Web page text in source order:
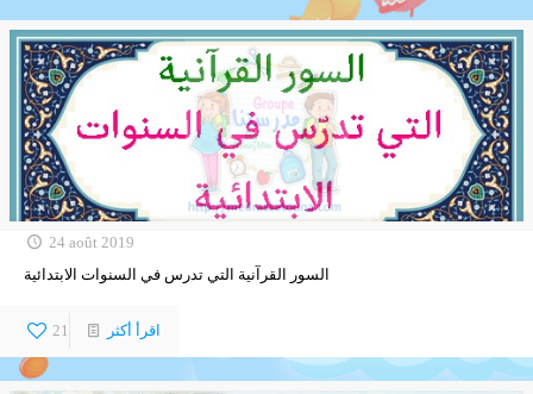
24 août 2019
السور القرآنية التي تدرس في السنوات الابتدائية
21 اقرأ أكثر